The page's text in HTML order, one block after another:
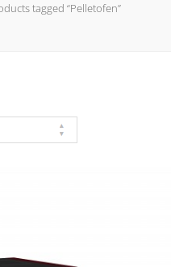
tagged “Pelletofen”